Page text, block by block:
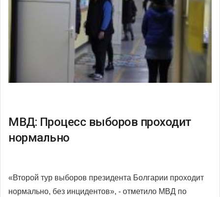
МВД: Процесс выборов проходит
нормально
«Второй тур выборов президента Болгарии проходит
нормально, без инцидентов», - отметило МВД по